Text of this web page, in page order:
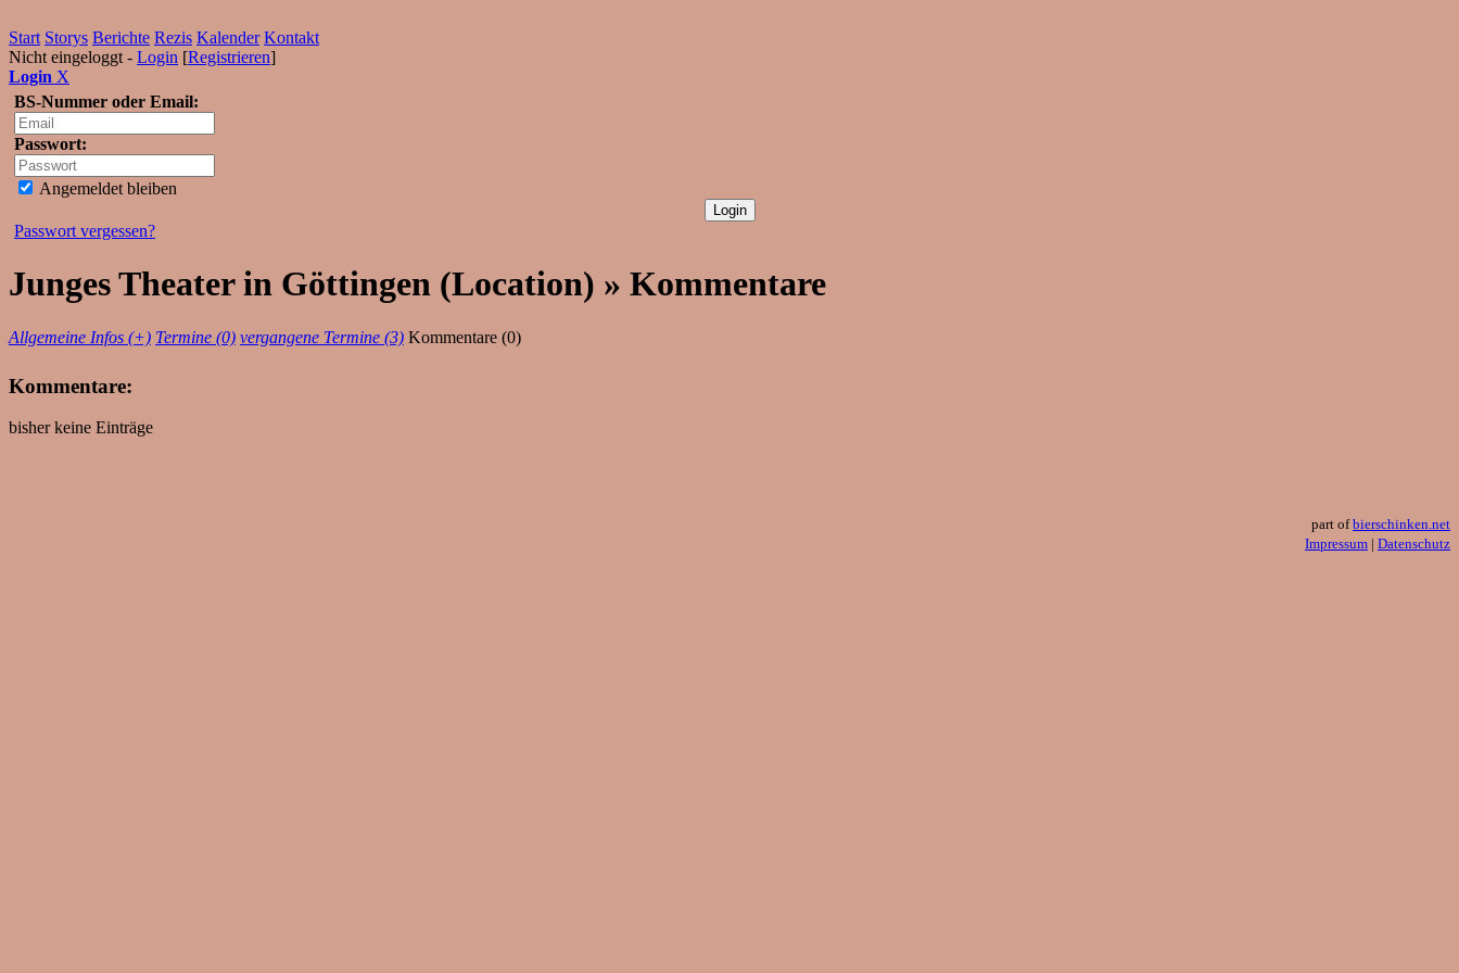
Start Storys Berichte Rezis Kalender Kontakt
Nicht eingeloggt - Login [Registrieren]
Login X
BS-Nummer oder Email:
Passwort:
Angemeldet bleiben
Passwort vergessen?
Junges Theater in Göttingen (Location) » Kommentare
Allgemeine Infos (+) Termine (0) vergangene Termine (3) Kommentare (0)
Kommentare:
bisher keine Einträge
part ofbierschinken.net
Impressum | Datenschutz